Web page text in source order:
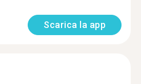
Scarica la app